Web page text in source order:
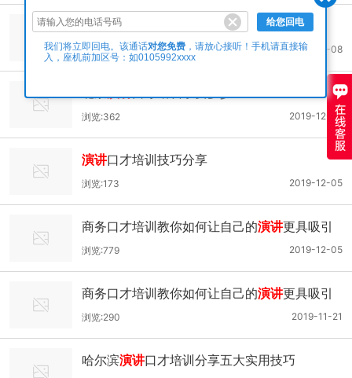
厦门演讲
2019-12-08
浏览:209
2019-12-08
浏览:362
演讲口才培训技巧分享
2019-12-05
浏览:173
商务口才培训教你如何让自己的演讲更具吸引
力
2019-12-05
浏览:779
商务口才培训教你如何让自己的演讲更具吸引
力
2019-11-21
浏览:290
哈尔滨演讲口才培训分享五大实用技巧
给您回电
我们将立即回电。该通话对您免费，请放心接听！手机请直接输
入，座机前加区号：如0105992xxxx